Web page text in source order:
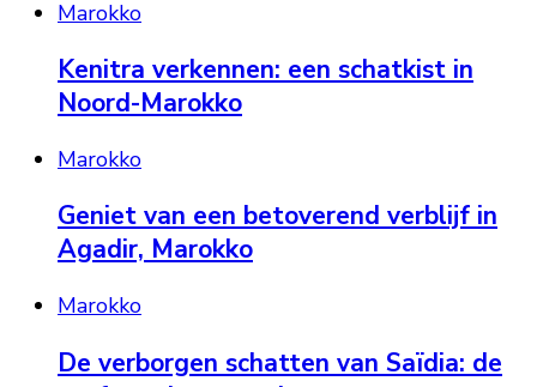
Marokko
Kenitra verkennen: een schatkist in
Noord-Marokko
Marokko
Geniet van een betoverend verblijf in
Agadir, Marokko
Marokko
De verborgen schatten van Saïdia: de